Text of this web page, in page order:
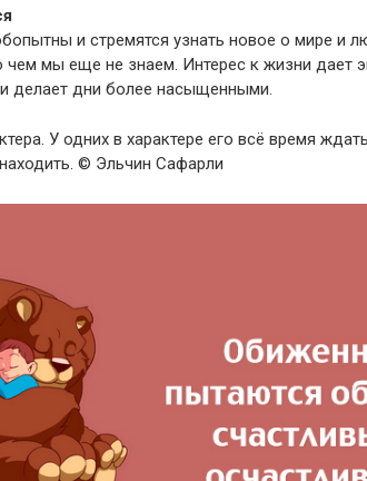
и стремятся узнать новое о мире и
чем мы еще не знаем. Интерес к жизни дает
делает дни более насыщенными.
У одних в характере его всё время
© Эльчин Сафарли